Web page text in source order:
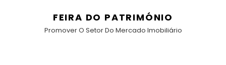
FEIRA DO PATRIMÓNIO
Promover O Setor Do Mercado Imobiliário